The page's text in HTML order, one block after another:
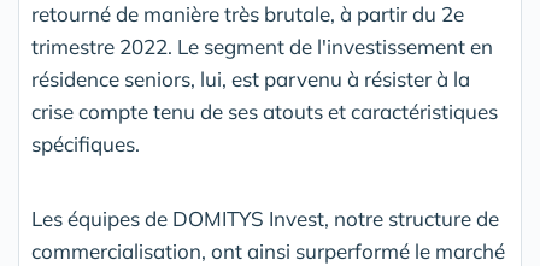
retourné de manière très brutale, à partir du 2e
trimestre 2022. Le segment de l'investissement en
résidence seniors, lui, est parvenu à résister à la
crise compte tenu de ses atouts et caractéristiques
spécifiques.
Les équipes de DOMITYS Invest, notre structure de
commercialisation, ont ainsi surperformé le marché